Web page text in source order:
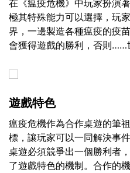
在《瘟疫危機》中玩家扮演
極其特殊能力可以選擇，玩
界，一邊製造各種瘟疫的疫
會獲得遊戲的勝利，否則……
遊戲特色
瘟疫危機作為合作桌遊的筆
標，讓玩家可以一同解決事
桌遊必須競爭出一個勝利者
了遊戲特色的機制。合作的